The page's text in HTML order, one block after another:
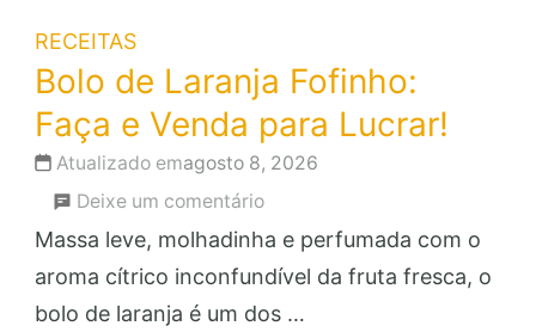
RECEITAS
Bolo de Laranja Fofinho:
Faça e Venda para Lucrar!
Atualizado emagosto 8, 2026
Deixe um comentárioem
Bolo
de
Laranja
Massa leve, molhadinha e perfumada com o
aroma cítrico inconfundível da fruta fresca, o
bolo de laranja é um dos …